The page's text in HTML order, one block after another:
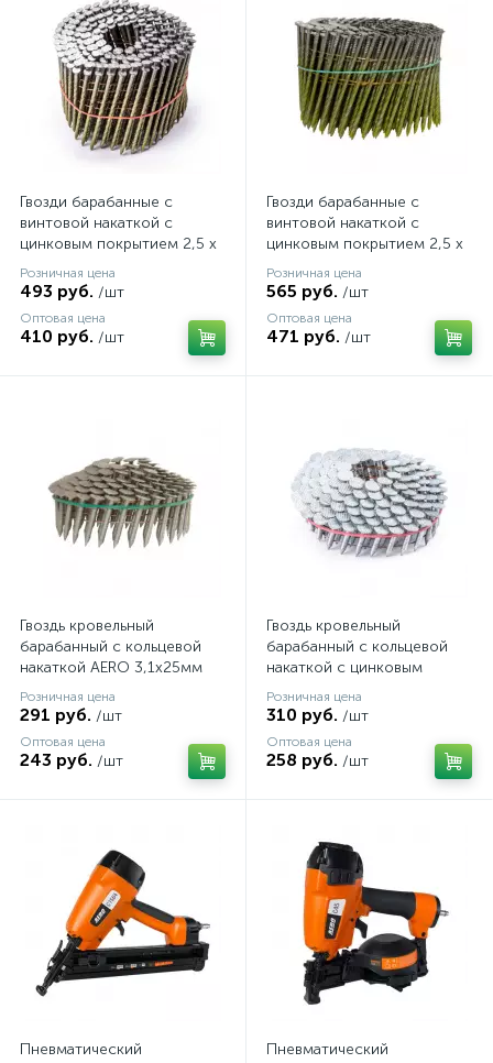
Гвозди барабанные с
винтовой накаткой с
цинковым покрытием 2,5 х
60 мм 300 шт. AERO
Розничная цена
493 руб. /шт
Оптовая цена
410 руб. /шт
Гвозди барабанные с
винтовой накаткой с
цинковым покрытием 2,5 х
70 мм 300 шт. AERO
Розничная цена
565 руб. /шт
Оптовая цена
471 руб. /шт
Гвоздь кровельный
барабанный c кольцевой
накаткой AERO 3,1х25мм
[лента 120 шт] (C45)
Розничная цена
291 руб. /шт
Оптовая цена
243 руб. /шт
Гвоздь кровельный
барабанный с кольцевой
накаткой с цинковым
покрытием 3,1 х 22 мм 120
шт. AERO
Розничная цена
310 руб. /шт
Оптовая цена
258 руб. /шт
Пневматический
Пневматический